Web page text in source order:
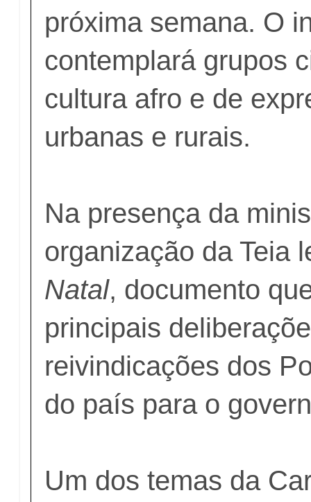
próxima semana. O
contemplará grupos
cultura afro e de
urbanas e rurais.
Na presença da
organização da Teia
Natal, documento
principais
reivindicações dos
do país para o
Um dos temas da